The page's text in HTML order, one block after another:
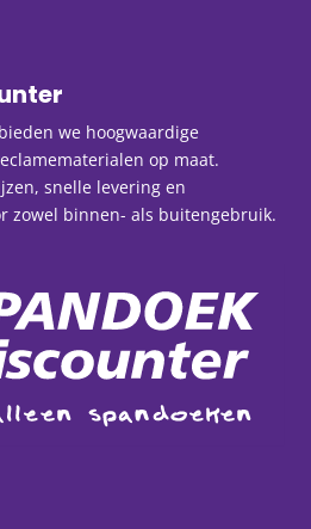
we hoogwaardige
op maat.
snelle levering en
zowel binnen- als buitengebruik.